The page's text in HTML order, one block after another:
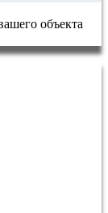
объекта